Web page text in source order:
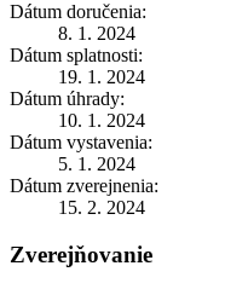
Dátum doručenia:
8. 1. 2024
Dátum splatnosti:
19. 1. 2024
Dátum úhrady:
10. 1. 2024
Dátum vystavenia:
5. 1. 2024
Dátum zverejnenia:
15. 2. 2024
Zverejňovanie